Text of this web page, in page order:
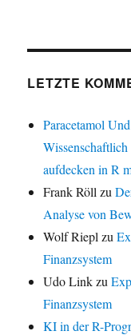
LETZTE
Paracetamol
aufdecken in R
Frank Röll zu
Analyse von
Wolf Riepl zu
Finanzsystem
Udo Linkzu
Finanzsystem
KI in der R-